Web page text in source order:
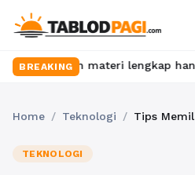
BREAKING
materi lengkap hanya di
Home / Teknologi /
TEKNOLOGI